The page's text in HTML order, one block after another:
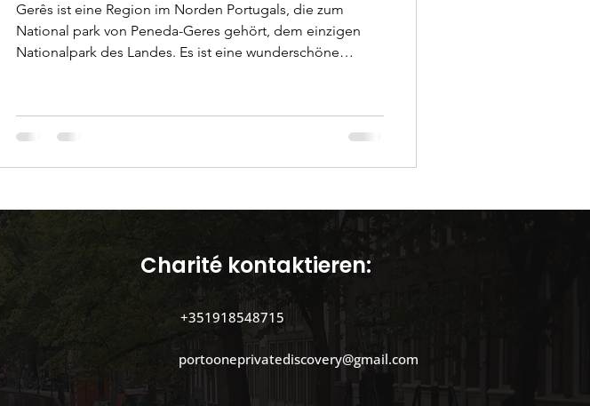
Organisation von Ausflügen
porto Hauptattraktionen von Porto Entdec
Gerês ist eine Region im Norden Portugals, die zum
National park von Peneda-Geres gehört, dem einzigen
Nationalpark des Landes. Es ist eine wunderschöne
und Wanderer, Camping- und Wanderwege. Es ist eine
wunderbare Gegend, um die Natur zu genießen und zu
Charité kontaktieren:
+351918548715
portooneprivatediscovery@gmail.com